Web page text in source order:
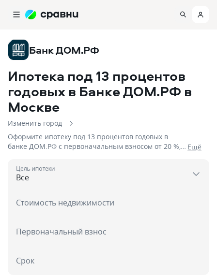
Банк ДОМ.РФ
Ипотека под 13 процентов
годовых в Банке ДОМ.РФ в
Москве
Изменить город
Оформите ипотеку под 13 процентов годовых в
банке ДОМ.РФ с первоначальным взносом от 20 %,
Eщё
Цель ипотеки
Стоимость недвижимости
Первоначальный взнос
Срок